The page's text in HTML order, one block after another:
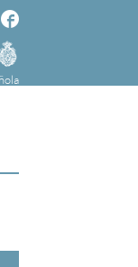
Facebook
EFE